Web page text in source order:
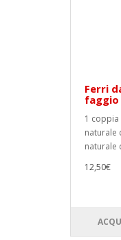
Ferri
faggio
1
naturale
naturale
12,50€